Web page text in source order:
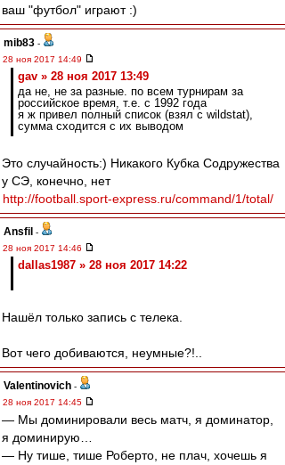
ваш "футбол" играют :)
mib83 -
28 ноя 2017 14:49
gav » 28 ноя 2017 13:49
да не, не за разные. по всем турнирам за
российское время, т.е. с 1992 года
я ж привел полный список (взял с wildstat),
сумма сходится с их выводом
Это случайность:) Никакого Кубка Содружества
у СЭ, конечно, нет
http://football.sport-express.ru/command/1/total/
Ansfil -
28 ноя 2017 14:46
dallas1987 » 28 ноя 2017 14:22
Нашёл только запись с телека.
Вот чего добиваются, неумные?!..
Valentinovich -
28 ноя 2017 14:45
— Мы доминировали весь матч, я доминатор,
я доминирую…
— Ну тише, тише Роберто, не плач, хочешь я